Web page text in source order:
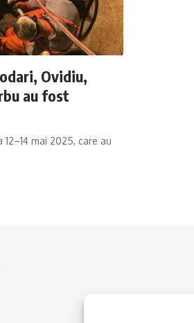
Ovidiu,
au fost
mai 2025, care au